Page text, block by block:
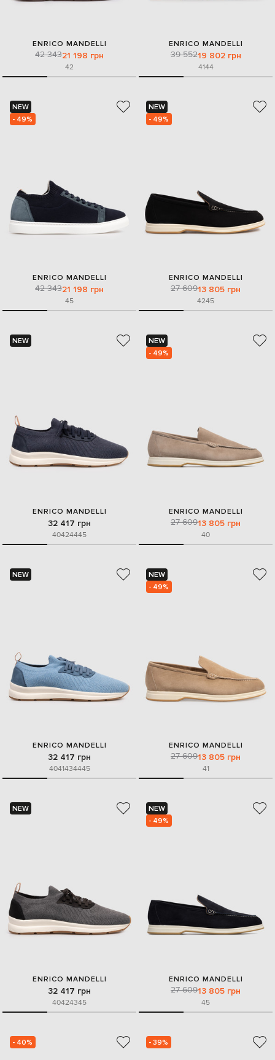
ENRICO MANDELLI
42 34321 198 грн
42
ENRICO MANDELLI
39 55219 802 грн
4144
NEW
- 49%
ENRICO MANDELLI
42 34321 198 грн
45
NEW
- 49%
ENRICO MANDELLI
27 60913 805 грн
4245
NEW
ENRICO MANDELLI
32 417 грн
40424445
NEW
- 49%
ENRICO MANDELLI
27 60913 805 грн
40
NEW
ENRICO MANDELLI
32 417 грн
4041434445
NEW
- 49%
ENRICO MANDELLI
27 60913 805 грн
41
NEW
ENRICO MANDELLI
32 417 грн
40424345
NEW
- 49%
ENRICO MANDELLI
27 60913 805 грн
45
- 40% - 39%